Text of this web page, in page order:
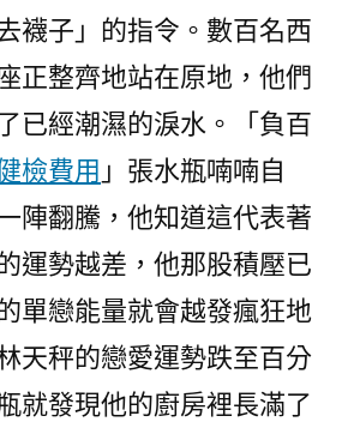
襪子」的指令。數百名西
正整齊地站在原地，他們
已經潮濕的淚水。「負百
檢費用 」張水瓶喃喃自
陣翻騰，他知道這代表著
運勢越差，他那股積壓已
單戀能量就會越發瘋狂地
天秤的戀愛運勢跌至百分
就發現他的廚房裡長滿了